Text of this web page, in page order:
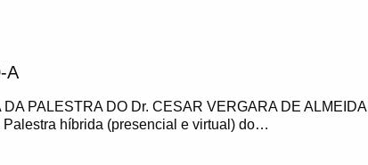
A
PALESTRA DO Dr. CESAR VERGARA DE
Palestra híbrida (presencial e virtual) do…